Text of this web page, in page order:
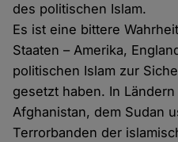
des politischen Islam.
Es ist eine bittere
Staaten – Amerika,
politischen Islam zur
gesetzt haben. In
Afghanistan, dem Sudan
Terrorbanden der